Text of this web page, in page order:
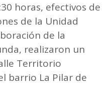
horas, efectivos de
de la Unidad
de la
realizaron un
Territorio
barrio La Pilar de